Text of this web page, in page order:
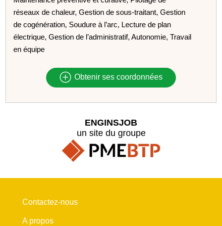
réseaux de chaleur, Gestion de sous-traitant, Gestion
de cogénération, Soudure à l’arc, Lecture de plan
électrique, Gestion de l’administratif, Autonomie, Travail
en équipe
Obtenir ses coordonnées
ENGINSJOB
un site du groupe
Contactez-nous
A propos